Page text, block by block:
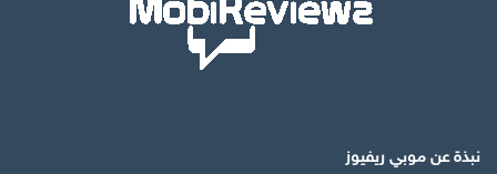
نبذة عن موبي ريفيوز